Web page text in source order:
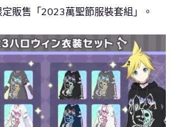
販售「2023萬聖節服裝套組」。